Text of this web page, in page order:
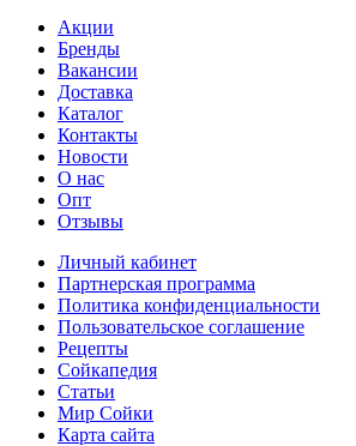
Акции
Бренды
Вакансии
Доставка
Каталог
Контакты
Новости
О нас
Опт
Отзывы
Личный кабинет
Партнерская программа
Политика конфиденциальности
Пользовательское соглашение
Рецепты
Сойкапедия
Статьи
Мир Сойки
Карта сайта